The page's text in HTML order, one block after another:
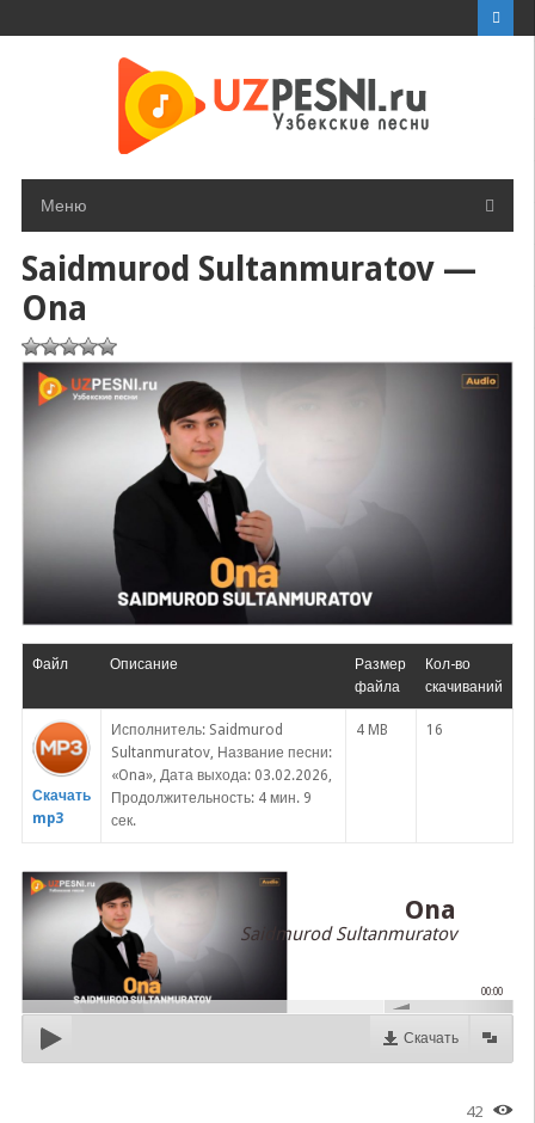
Меню
Saidmurod Sultanmuratov —
Ona
Файл Описание
Размер
файла
Кол-во
скачиваний
Скачать
mp3
Исполнитель: Saidmurod
Sultanmuratov, Название песни:
«Ona», Дата выхода: 03.02.2026,
Продолжительность: 4 мин. 9
сек.
4 MB 16
Ona
Saidmurod Sultanmuratov
00:00
Скачать
42